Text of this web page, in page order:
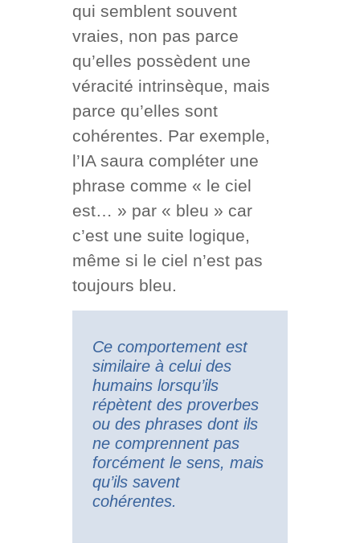
qui semblent souvent
vraies, non pas parce
qu’elles possèdent une
véracité intrinsèque, mais
parce qu’elles sont
cohérentes. Par exemple,
l’IA saura compléter une
phrase comme « le ciel
est… » par « bleu » car
c’est une suite logique,
même si le ciel n’est pas
toujours bleu.
Ce comportement est
similaire à celui des
humains lorsqu’ils
répètent des proverbes
ou des phrases dont ils
ne comprennent pas
forcément le sens, mais
qu’ils savent
cohérentes.